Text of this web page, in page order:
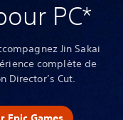
PC*
Jin Sakai
complète de
Director’s Cut.